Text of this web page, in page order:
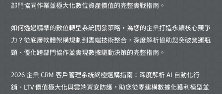
部門協同作業並極大化數位資產價值的完整實戰指南。
如何透過精準的數位轉型系統開發策略，為您的企業打造永續核心競爭
力？從底層軟體架構規劃到雲端技術整合，深度解析協助您突破營運瓶
頸、優化跨部門協作並實現數據驅動決策的完整指南。
2026 企業 CRM 客戶管理系統終極選購指南：深度解析 AI 自動化行
銷、LTV 價值極大化與雲端資安防護，助您從零建構數據化獲利模型並